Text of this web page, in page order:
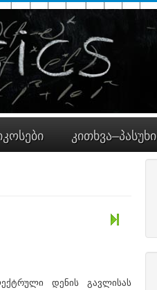
კითხვა–პასუხი
დენის გავლისას